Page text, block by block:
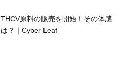
THCV原料の販売を開始！その体感
は？｜Cyber Leaf